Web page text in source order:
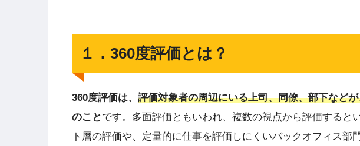
１．360度評価とは？
360度評価は、 評価対象者の周辺にいる上司、同僚、部下など
のこと です。多面評価ともいわれ、複数の視点から評価すると
ト層の評価や、定量的に仕事を評価しにくいバックオフィス部